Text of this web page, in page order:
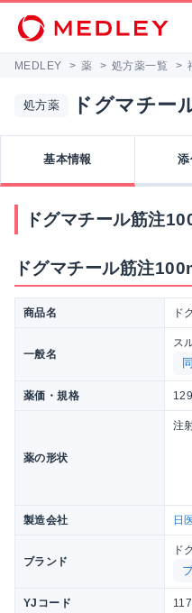
MEDLEY > 薬 > 処方薬一覧 >
処方薬 ドグマチー
基本情報 添
ドグマチール筋注
ドグマチール筋注
商品名 ド
一般名
ス
薬価・規格
薬の形状
注
製造会社 日
ブランド
ド
YJコード